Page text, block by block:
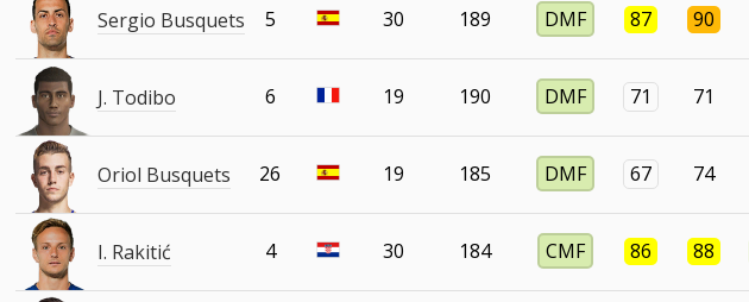
Sergio Busquets 5 30 189 DMF 87 90
J. Todibo 6 19 190 DMF 71 71
Oriol Busquets 26 19 185 DMF 67 74
I. Rakitić 4 30 184 CMF 86 88